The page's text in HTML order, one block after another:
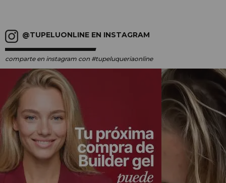
@TUPELUONLINE EN INSTAGRAM
comparte en instagram con #tupeluqueriaonline